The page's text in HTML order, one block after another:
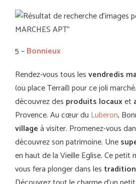
5 –Bonnieux
Rendez-vous tous lesvendredis
(ou place Terrail) pour ce joli
découvrez des produits locauxet
Provence. Au cœur du Luberon,
villageà visiter. Promenez-vous
découvrez son patrimoine. Une
en haut de la Vieille Eglise. Ce petit
vous fera plonger dans les